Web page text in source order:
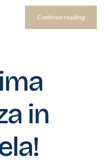
Continue reading
in